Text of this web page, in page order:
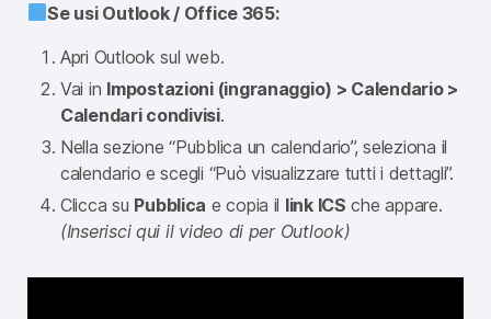
Se usi Outlook / Office 365:
Apri Outlook sul web.
Vai in Impostazioni (ingranaggio) > Calendario >
Calendari condivisi.
Nella sezione “Pubblica un calendario”, seleziona il
calendario e scegli “Può visualizzare tutti i dettagli”.
Clicca su Pubblica e copia il link ICS che appare.
(Inserisci qui il video di per Outlook)